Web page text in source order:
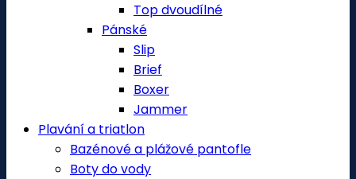
Top dvoudílné
Pánské
Slip
Brief
Boxer
Jammer
Plavání a triatlon
Bazénové a plážové pantofle
Boty do vody